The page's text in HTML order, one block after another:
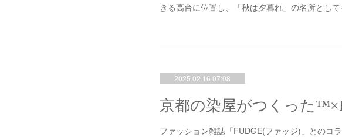
きる高台に位置し、「秋は夕暮れ」の名所とし
2025.02.16 07:08
ファッション雑誌「FUDGE(ファッジ)」とのコ